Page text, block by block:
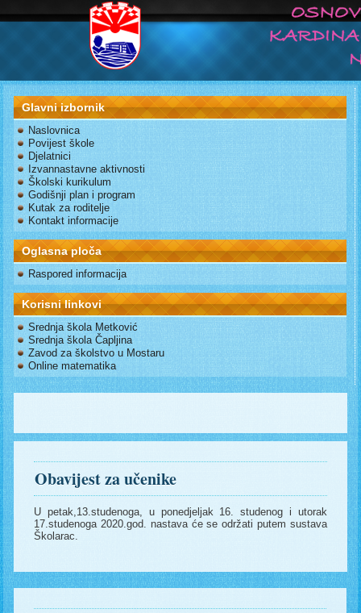
Glavni izbornik
Naslovnica
Povijest škole
Djelatnici
Izvannastavne aktivnosti
Školski kurikulum
Godišnji plan i program
Kutak za roditelje
Kontakt informacije
Oglasna ploča
Raspored informacija
Korisni linkovi
Srednja škola Metković
Srednja škola Čapljina
Zavod za školstvo u Mostaru
Online matematika
Obavijest za učenike
U petak,13.studenoga, u ponedjeljak 16. studenog i utorak
17.studenoga 2020.god. nastava će se održati putem sustava
Školarac.